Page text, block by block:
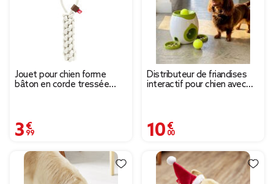
Jouet pour chien forme
bâton en corde tressée
3,99 €
Distributeur de friandises
interactif pour chien avec
10,00 €